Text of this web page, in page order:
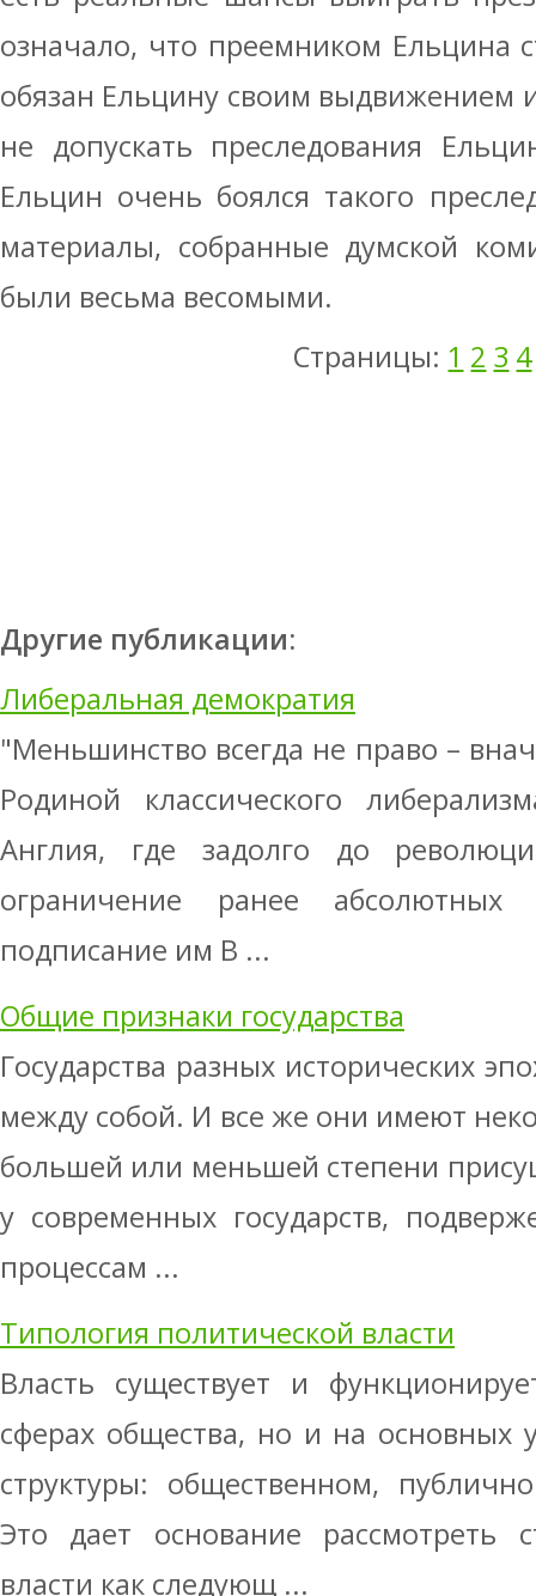
означало, что преемником Ельцина
обязан Ельцину своим выдвижением
не допускать преследования
Ельцин очень боялся такого
материалы, собранные думской
были весьма весомыми.
Страницы: 1 2 3 4
Другие публикации:
Либеральная демократия
"Меньшинство всегда не право –
Родиной классического
Англия, где задолго до
ограничение ранее
подписание им В ...
Общие признаки государства
Государства разных исторических
между собой. И все же они имеют
большей или меньшей степени
у современных государств,
процессам ...
Типология политической власти
Власть существует и
сферах общества, но и на основных
структуры: общественном,
Это дает основание рассмотреть
власти как следующ ...